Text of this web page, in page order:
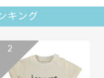
キング
2